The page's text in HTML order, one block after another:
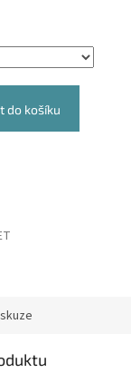
do košíku